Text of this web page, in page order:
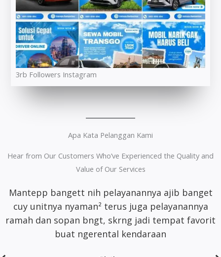
3rb Followers Instagram
Apa Kata Pelanggan Kami
Hear from Our Customers Who’ve Experienced the Quality and
Value of Our Services
Di jakarta susah cari rental motor, transgo aja.
Pelayanannya baik ramah, helm jas hujan bisa
request. Keren